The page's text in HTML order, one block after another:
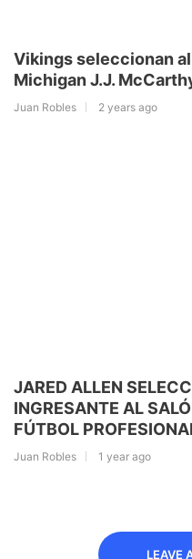
Vikings seleccionan
Michigan J.J.
Juan Robles 2 years ago
JARED ALLEN
INGRESANTE AL
FÚTBOL
Juan Robles 1 year ago
LEAVE